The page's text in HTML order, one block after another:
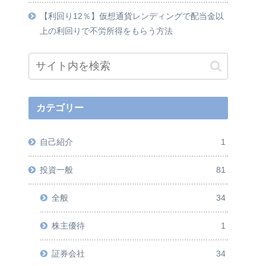
【利回り12％】仮想通貨レンディングで配当金以
上の利回りで不労所得をもらう方法
カテゴリー
自己紹介 1
投資一般 81
全般 34
株主優待 1
証券会社 34